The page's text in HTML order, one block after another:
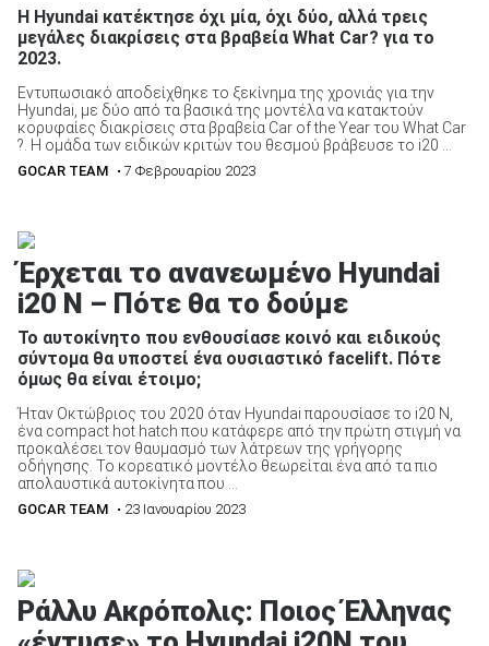
Η Hyundai κατέκτησε όχι μία, όχι δύο, αλλά τρεις
μεγάλες διακρίσεις στα βραβεία What Car? για το
2023.
Εντυπωσιακό αποδείχθηκε το ξεκίνημα της χρονιάς για την
Hyundai, με δύο από τα βασικά της μοντέλα να κατακτούν
κορυφαίες διακρίσεις στα βραβεία Car of the Year του What Car
?. Η ομάδα των ειδικών κριτών του θεσμού βράβευσε το i20 ...
GOCAR TEAM • 7 Φεβρουαρίου 2023
Έρχεται το ανανεωμένο Hyundai
i20 N – Πότε θα το δούμε
Το αυτοκίνητο που ενθουσίασε κοινό και ειδικούς
σύντομα θα υποστεί ένα ουσιαστικό facelift. Πότε
όμως θα είναι έτοιμο;
Ήταν Οκτώβριος του 2020 όταν Hyundai παρουσίασε το i20 N,
ένα compact hot hatch που κατάφερε από την πρώτη στιγμή να
προκαλέσει τον θαυμασμό των λάτρεων της γρήγορης
οδήγησης. Το κορεατικό μοντέλο θεωρείται ένα από τα πιο
απολαυστικά αυτοκίνητα που ...
GOCAR TEAM • 23 Ιανουαρίου 2023
Ράλλυ Ακρόπολις: Ποιος Έλληνας